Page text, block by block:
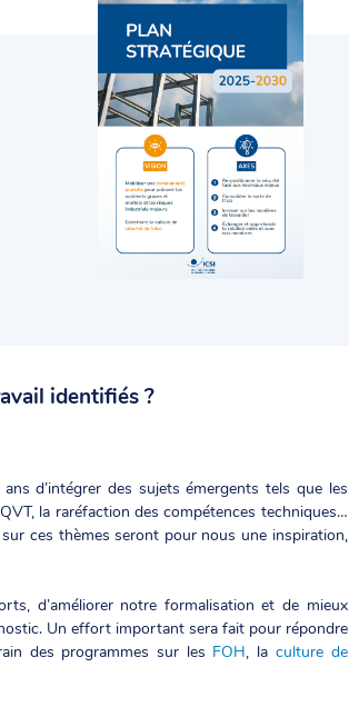
identifiés ?
d’intégrer des sujets émergents tels que les
la raréfaction des compétences techniques…
ces thèmes seront pour nous une inspiration,
d’améliorer notre formalisation et de mieux
Un effort important sera fait pour répondre
des programmes sur les FOH , la culture de